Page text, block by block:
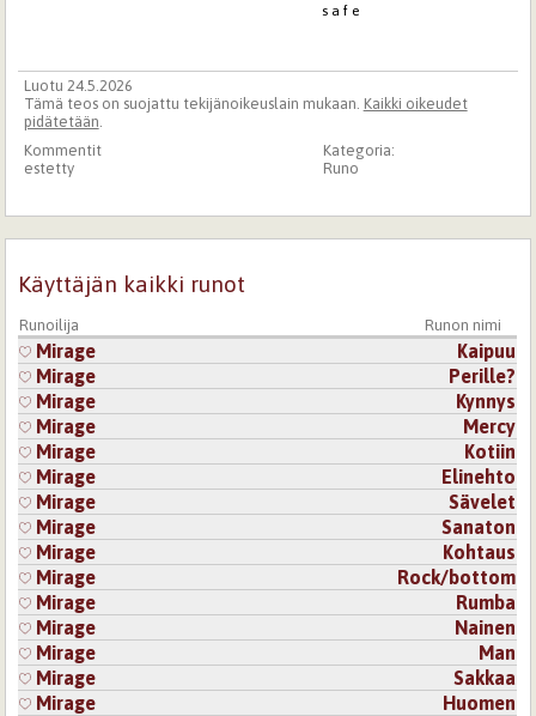
s a f e
Luotu 24.5.2026
Tämä teos on suojattu tekijänoikeuslain mukaan. Kaikki oikeudet
pidätetään.
Kategoria:
Runo
Kommentit
estetty
Käyttäjän kaikki runot
Runoilija Runon nimi
Mirage
Kaipuu
Mirage
Perille?
Mirage
Kynnys
Mirage
Mercy
Mirage
Kotiin
Mirage
Elinehto
Mirage
Sävelet
Mirage
Sanaton
Mirage
Kohtaus
Mirage
Rock/bottom
Mirage
Rumba
Mirage
Nainen
Mirage
Man
Mirage
Sakkaa
Mirage
Huomen